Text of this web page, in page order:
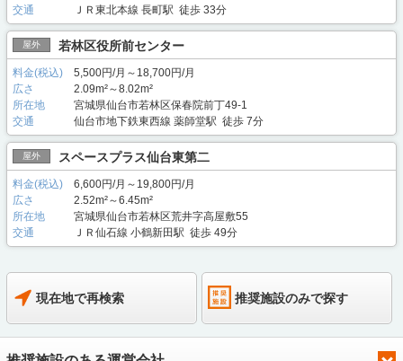
交通
ＪＲ東北本線 長町駅 徒歩 33分
屋外 若林区役所前センター
料金(税込)
5,500円/月～18,700円/月
広さ
2.09m²～8.02m²
所在地
宮城県仙台市若林区保春院前丁49-1
交通
仙台市地下鉄東西線 薬師堂駅 徒歩 7分
屋外 スペースプラス仙台東第二
料金(税込)
6,600円/月～19,800円/月
広さ
2.52m²～6.45m²
所在地
宮城県仙台市若林区荒井字高屋敷55
交通
ＪＲ仙石線 小鶴新田駅 徒歩 49分
現在地で再検索 推奨施設のみで探す